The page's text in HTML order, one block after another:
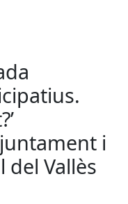
i
del Vallès